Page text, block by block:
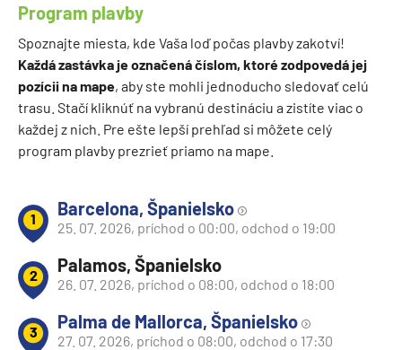
Program plavby
Spoznajte miesta, kde Vaša loď počas plavby zakotví!
Každá zastávka je označená číslom, ktoré zodpovedá jej
pozícii na mape, aby ste mohli jednoducho sledovať celú
trasu. Stačí kliknúť na vybranú destináciu a zistíte viac o
každej z nich. Pre ešte lepší prehľad si môžete celý
program plavby prezrieť priamo na mape.
1 Barcelona, Španielsko
25. 07. 2026, príchod o 00:00, odchod o 19:00
2 Palamos, Španielsko
26. 07. 2026, príchod o 08:00, odchod o 18:00
3 Palma de Mallorca, Španielsko
27. 07. 2026, príchod o 08:00, odchod o 17:30